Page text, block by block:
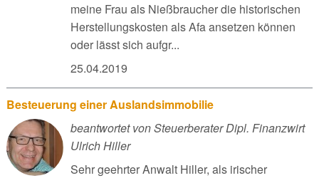
meine Frau als Nießbraucher die historischen
Herstellungskosten als Afa ansetzen können
oder lässt sich aufgr...
25.04.2019
Besteuerung einer Auslandsimmobilie
beantwortet von Steuerberater Dipl. Finanzwirt
Ulrich Hiller
Sehr geehrter Anwalt Hiller, als irischer